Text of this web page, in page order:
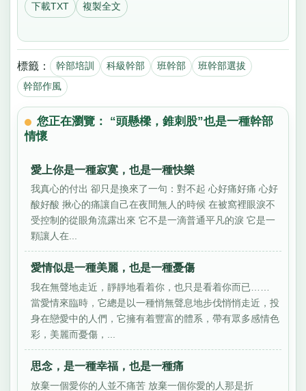
下載TXT 複製全文
標籤： 幹部培訓 科級幹部 班幹部
班幹部選拔
幹部作風
您正在瀏覽： “頭懸樑，錐刺股”也是一種幹部
情懷
愛上你是一種寂寞，也是一種快樂
我真心的付出 卻只是換來了一句：對不起 心好痛好痛 心好
酸好酸 揪心的痛讓自己在夜間無人的時候 在被窩裡眼淚不
受控制的從眼角流露出來 它不是一滴普通平凡的淚 它是一
顆讓人在...
愛情似是一種美麗，也是一種憂傷
我在無聲地走近，靜靜地看着你，也只是看着你而已……
當愛情來臨時，它總是以一種悄無聲息地步伐悄悄走近，投
身在戀愛中的人們，它擁有着豐富的體系，帶有眾多感情色
彩，美麗而憂傷，...
思念，是一種幸福，也是一種痛
放棄一個愛你的人並不痛苦 放棄一個你愛的人那是折